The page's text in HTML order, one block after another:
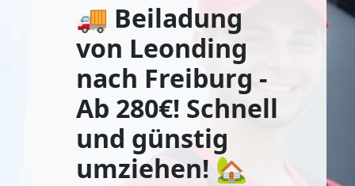
🚚 Beiladung
von Leonding
nach Freiburg -
Ab 280€! Schnell
und günstig
umziehen! 🏡